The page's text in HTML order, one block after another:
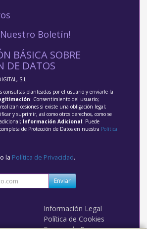
Boletín!
BÁSICA SOBRE
DE DATOS
S.L.
consultas planteadas por el usuario y enviarle la
: Consentimiento del usuario;
realizan cesiones si existe una obligación legal;
y suprimir, así como otros derechos, como se
Información Adicional: Puede
de Protección de Datos en nuestra Política
la Política de Privacidad.
Enviar
Información Legal
Política de Cookies